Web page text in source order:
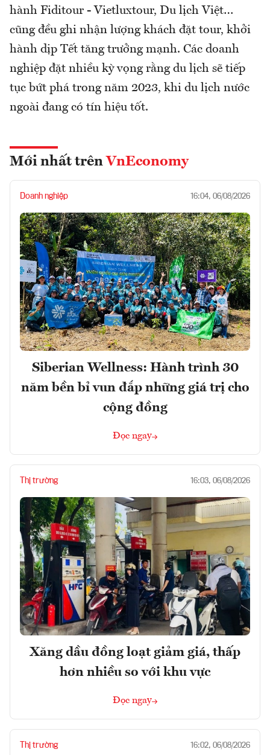
hành Fiditour - Vietluxtour, Du lịch Việt…
cũng đều ghi nhận lượng khách đặt tour, khởi
hành dịp Tết tăng trưởng mạnh. Các doanh
nghiệp đặt nhiều kỳ vọng rằng du lịch sẽ tiếp
tục bứt phá trong năm 2023, khi du lịch nước
ngoài đang có tín hiệu tốt.
Mới nhất trên VnEconomy
Doanh nghiệp 16:04, 06/08/2026
Siberian Wellness: Hành trình 30
năm bền bỉ vun đắp những giá trị cho
cộng đồng
Đọc ngay
Thị trường 16:03, 06/08/2026
Xăng dầu đồng loạt giảm giá, thấp
hơn nhiều so với khu vực
Đọc ngay
Thị trường 16:02, 06/08/2026